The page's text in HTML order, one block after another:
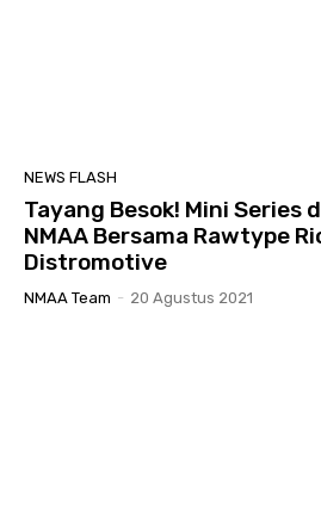
NEWS FLASH
Tayang Besok! Mini Series
NMAA Bersama Rawtype
Distromotive
NMAA Team - 20 Agustus 2021